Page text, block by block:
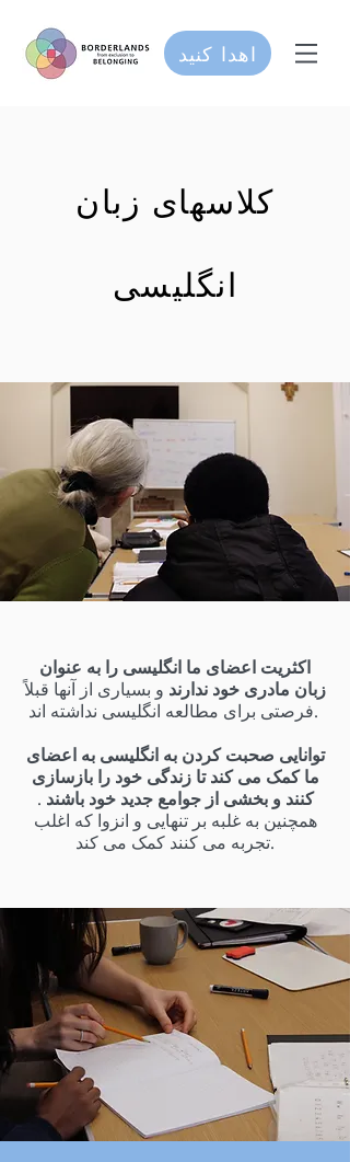
اهدا کنید
کلاسهای زبان
انگلیسی
اکثریت اعضای ما انگلیسی را به عنوان
زبان مادری خود ندارند و بسیاری از آنها قبلاً
فرصتی برای مطالعه انگلیسی نداشته اند.
توانایی صحبت کردن به انگلیسی به اعضای
ما کمک می کند تا زندگی خود را بازسازی
کنند و بخشی از جوامع جدید خود باشند .
همچنین به غلبه بر تنهایی و انزوا که اغلب
تجربه می کنند کمک می کند.